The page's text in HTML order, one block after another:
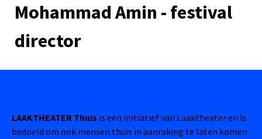
Mohammad Amin - festival
director
LAAKTHEATER Thuis is een initiatief van Laaktheater en is
bedoeld om ook mensen thuis in aanraking te laten komen